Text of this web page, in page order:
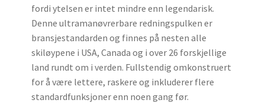
fordi ytelsen er intet mindre enn legendarisk.
Denne ultramanøvrerbare redningspulken er
bransjestandarden og finnes på nesten alle
skiløypene i USA, Canada og i over 26 forskjellige
land rundt om i verden. Fullstendig omkonstruert
for å være lettere, raskere og inkluderer flere
standardfunksjoner enn noen gang før.